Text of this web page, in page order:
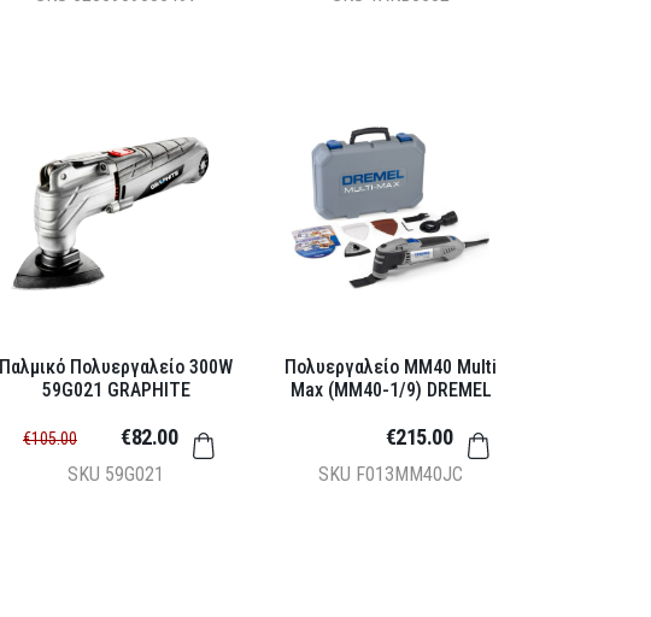
Παλμικό Πολυεργαλείο 300W
59G021 GRAPHITE
SKU 59G021
€105.00 €82.00
Πολυεργαλείο MM40 Multi
Max (MM40-1/9) DREMEL
SKU F013MM40JC
€215.00